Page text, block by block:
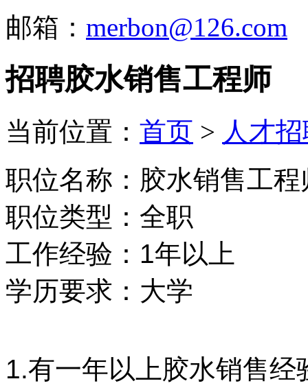
邮箱： merbon@126.com
招聘胶水销售工程师
当前位置： 首页 > 人才
职位名称：胶水销售工程
职位类型：全职
工作经验：1年以上
学历要求：大学
1.有一年以上胶水销售